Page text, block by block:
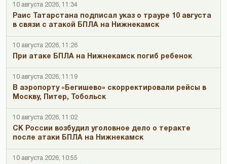
10 августа 2026, 11:34
Раис Татарстана подписал указ о трауре 10 августа
в связи с атакой БПЛА на Нижнекамск
10 августа 2026, 11:26
При атаке БПЛА на Нижнекамск погиб ребенок
10 августа 2026, 11:19
В аэропорту «Бегишево» скорректировали рейсы в
Москву, Питер, Тобольск
10 августа 2026, 11:02
СК России возбудил уголовное дело о теракте
после атаки БПЛА на Нижнекамск
10 августа 2026, 10:55